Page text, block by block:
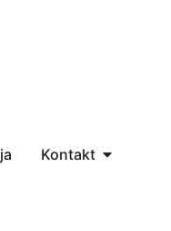
Kontakt